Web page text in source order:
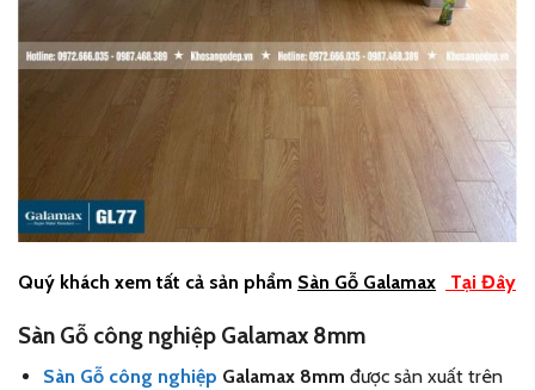
Quý khách xem tất cả sản phẩm Sàn Gỗ Galamax Tại Đây
Sàn Gỗ công nghiệp Galamax 8mm
Sàn Gỗ công nghiệp Galamax 8mm được sản xuất trên